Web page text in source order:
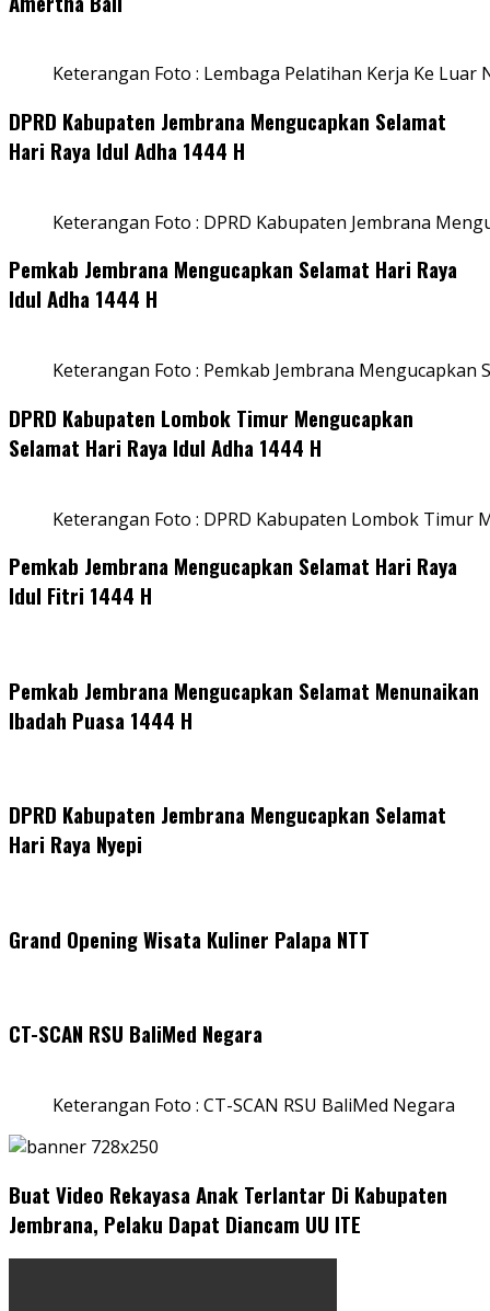
Keterangan Foto : Lembaga Pelatihan Kerja Ke Luar
DPRD Kabupaten Jembrana Mengucapkan Selamat
Hari Raya Idul Adha 1444 H
Keterangan Foto : DPRD Kabupaten Jembrana
Pemkab Jembrana Mengucapkan Selamat Hari Raya
Idul Adha 1444 H
Keterangan Foto : Pemkab Jembrana Mengucapkan
DPRD Kabupaten Lombok Timur Mengucapkan
Selamat Hari Raya Idul Adha 1444 H
Keterangan Foto : DPRD Kabupaten Lombok Timur
Pemkab Jembrana Mengucapkan Selamat Hari Raya
Idul Fitri 1444 H
Pemkab Jembrana Mengucapkan Selamat Menunaikan
Ibadah Puasa 1444 H
DPRD Kabupaten Jembrana Mengucapkan Selamat
Hari Raya Nyepi
Grand Opening Wisata Kuliner Palapa NTT
CT-SCAN RSU BaliMed Negara
Keterangan Foto : CT-SCAN RSU BaliMed Negara
Buat Video Rekayasa Anak Terlantar Di Kabupaten
Jembrana, Pelaku Dapat Diancam UU ITE